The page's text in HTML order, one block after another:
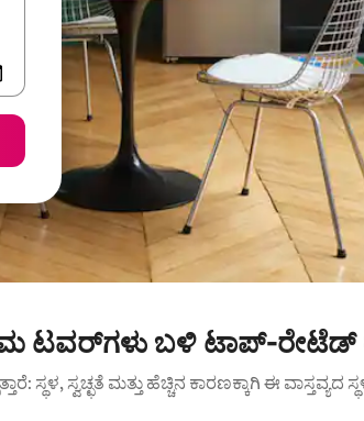
ಟವರ್‌ಗಳು ಬಳಿ ಟಾಪ್-ರೇಟೆಡ್
ಸ್ಥಳ, ಸ್ವಚ್ಛತೆ ಮತ್ತು ಹೆಚ್ಚಿನ ಕಾರಣಕ್ಕಾಗಿ ಈ ವಾಸ್ತವ್ಯದ